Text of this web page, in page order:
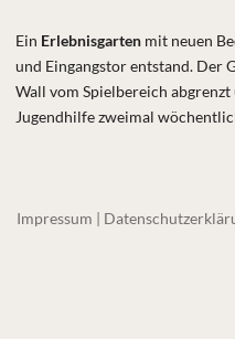
Ein Erlebnisgartenmit neuen
und Eingangstor entstand. Der
Wall vom Spielbereich
Jugendhilfe zweimal
Impressum |